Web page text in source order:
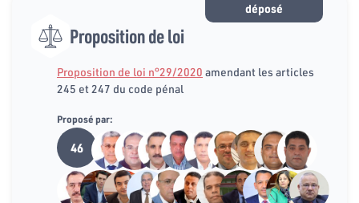
déposé
Proposition de loi
Proposition de loi n°29/2020 amendant les articles
245 et 247 du code pénal
Proposé par:
46